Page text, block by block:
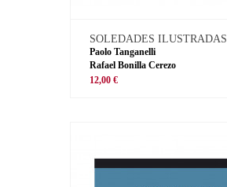
SOLEDADES ILUSTRADAS
Paolo Tanganelli
Rafael Bonilla Cerezo
12,00 €